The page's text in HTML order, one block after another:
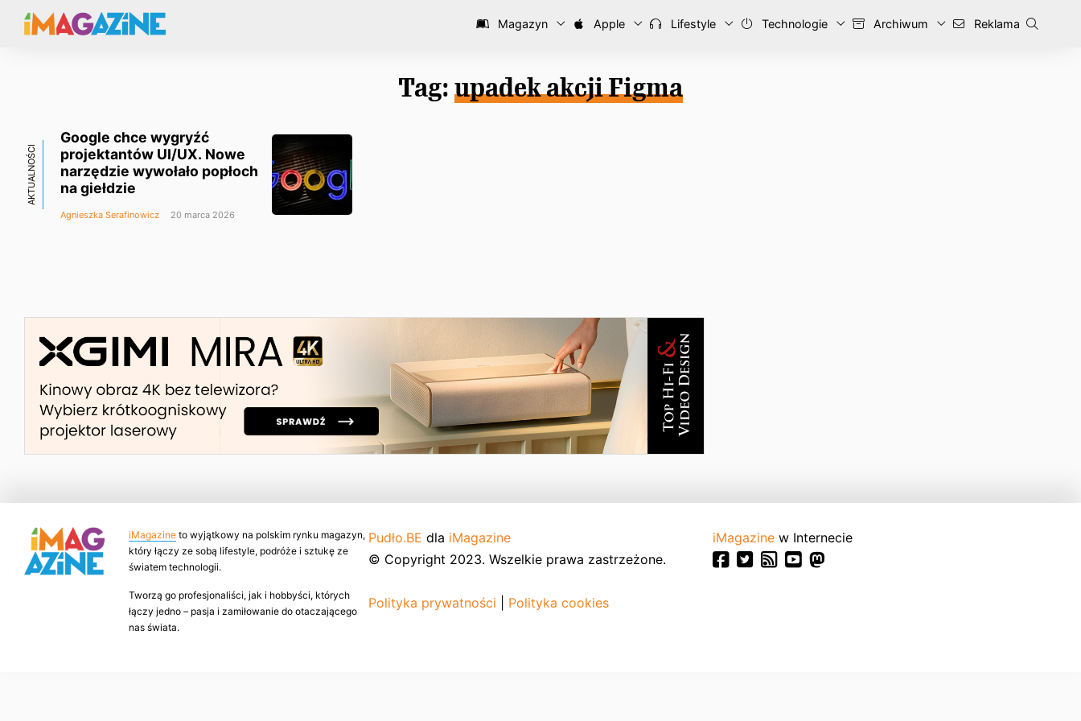
Magazyn Apple Lifestyle Technologie Archiwum Reklama
Tag: upadek akcji Figma
AKTUALNOŚCI
Google chce wygryźć
projektantów UI/UX. Nowe
narzędzie wywołało popłoch
na giełdzie
Agnieszka Serafinowicz 20 marca 2026
iMagazine to wyjątkowy na polskim rynku magazyn,
który łączy ze sobą lifestyle, podróże i sztukę ze
światem technologii.
Tworzą go profesjonaliści, jak i hobbyści, których
łączy jedno – pasja i zamiłowanie do otaczającego
nas świata.
Pudło.BE dla iMagazine
© Copyright 2023. Wszelkie prawa zastrzeżone.
Polityka prywatności Polityka cookies
iMagazine w Internecie